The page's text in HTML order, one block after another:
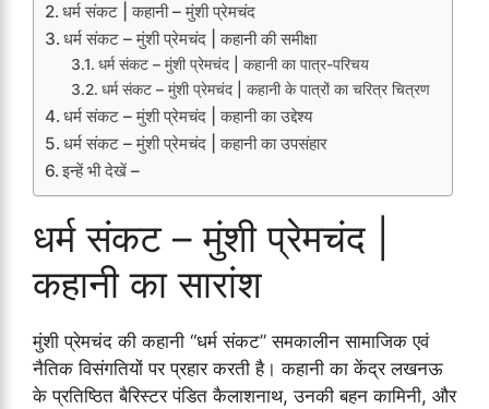
धर्म संकट | कहानी – मुंशी प्रेमचंद
धर्म संकट – मुंशी प्रेमचंद | कहानी की समीक्षा
धर्म संकट – मुंशी प्रेमचंद | कहानी का पात्र-परिचय
धर्म संकट – मुंशी प्रेमचंद | कहानी के पात्रों का चरित्र चित्रण
धर्म संकट – मुंशी प्रेमचंद | कहानी का उद्देश्य
धर्म संकट – मुंशी प्रेमचंद | कहानी का उपसंहार
इन्हें भी देखें –
धर्म संकट – मुंशी प्रेमचंद |
कहानी का सारांश
मुंशी प्रेमचंद की कहानी “धर्म संकट” समकालीन सामाजिक एवं
नैतिक विसंगतियों पर प्रहार करती है। कहानी का केंद्र लखनऊ
के प्रतिष्ठित बैरिस्टर पंडित कैलाशनाथ, उनकी बहन कामिनी, और